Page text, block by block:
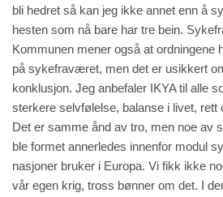
bli hedret så kan jeg ikke annet enn å
hesten som nå bare har tre bein.
Kommunen mener også at ordningene
på sykefraværet, men det er usikkert
konklusjon. Jeg anbefaler IKYA til alle
sterkere selvfølelse, balanse i livet, rett
Det er samme ånd av tro, men noe av
ble formet annerledes innenfor modul
nasjoner bruker i Europa. Vi fikk ikke
vår egen krig, tross bønner om det. I